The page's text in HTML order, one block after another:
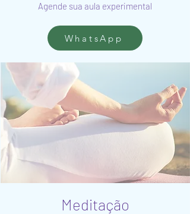
Agende sua aula experimental
WhatsApp
Meditação